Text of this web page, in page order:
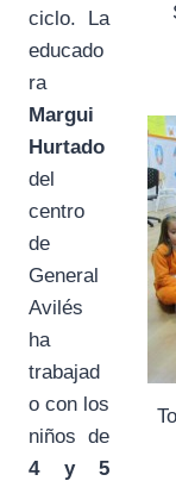
ciclo. La
educado
ra
Margui
Hurtado
del
centro
de
General
Avilés
ha
trabajad
o con los
niños de
4 y 5